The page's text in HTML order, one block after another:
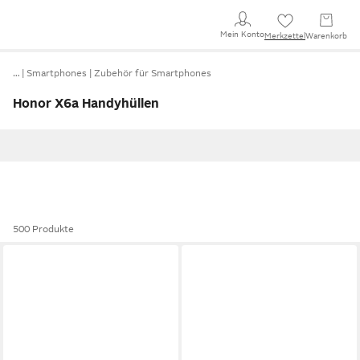
Mein KontoMerkzettel Warenkorb
… Smartphones Zubehör für Smartphones
Honor X6a Handyhüllen
500 Produkte